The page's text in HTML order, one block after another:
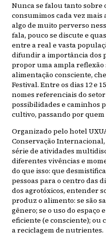
Nunca se falou tanto sobre
consumimos cada vez
algo de muito perverso
fala, pouco se discute e
entre a real e vasta
difundir a importância dos
propor uma ampla reflexão
alimentação consciente,
Festival. Entre os dias 12 e
nomes referenciais do
possibilidades e caminhos
cultivo, passando por quem
Organizado pelo hotel
Conservação
série de atividades
diferentes vivências e
do que isso: que
pessoas para o centro das
dos agrotóxicos, entender
produz o alimento: se são
gênero; se o uso do espaço
eficiente (e consciente); ou
a reciclagem de nutrientes.